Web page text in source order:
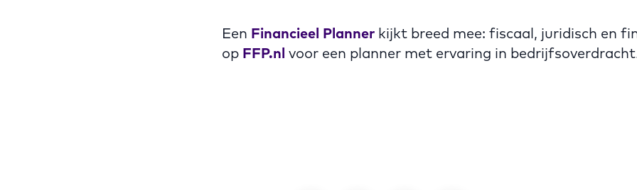
Een Financieel Planner kijkt breed mee: fiscaal, juridisch en
op FFP.nl voor een planner met ervaring in